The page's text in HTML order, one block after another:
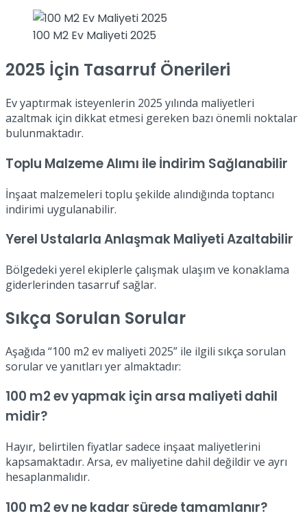
100 M2 Ev Maliyeti 2025
2025 İçin Tasarruf Önerileri
Ev yaptırmak isteyenlerin 2025 yılında maliyetleri
azaltmak için dikkat etmesi gereken bazı önemli noktalar
bulunmaktadır.
Toplu Malzeme Alımı ile İndirim Sağlanabilir
İnşaat malzemeleri toplu şekilde alındığında toptancı
indirimi uygulanabilir.
Yerel Ustalarla Anlaşmak Maliyeti Azaltabilir
Bölgedeki yerel ekiplerle çalışmak ulaşım ve konaklama
giderlerinden tasarruf sağlar.
Sıkça Sorulan Sorular
Aşağıda “100 m2 ev maliyeti 2025” ile ilgili sıkça sorulan
sorular ve yanıtları yer almaktadır:
100 m2 ev yapmak için arsa maliyeti dahil
midir?
Hayır, belirtilen fiyatlar sadece inşaat maliyetlerini
kapsamaktadır. Arsa, ev maliyetine dahil değildir ve ayrı
hesaplanmalıdır.
100 m2 ev ne kadar sürede tamamlanır?